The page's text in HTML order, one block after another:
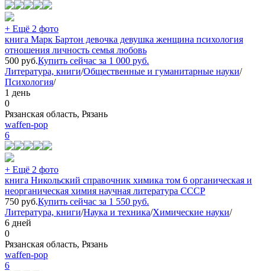
+ Ещё 2 фото
книга Марк Бартон девочка девушка женщина психология
отношения личность семья любовь
500 руб.Купить сейчас за 1 000 руб.
Литература, книги/Общественные и гуманитарные науки/
Психология/
1 день
0
Рязанская область, Рязань
waffen-pop
6
+ Ещё 2 фото
книга Никольский справочник химика том 6 органическая и
неорганическая химия научная литература СССР
750 руб.Купить сейчас за 1 550 руб.
Литература, книги/Наука и техника/Химические науки/
6 дней
0
Рязанская область, Рязань
waffen-pop
6